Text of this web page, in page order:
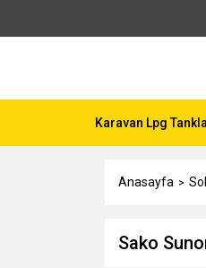
Karavan Lpg
Anasayfa
Sako